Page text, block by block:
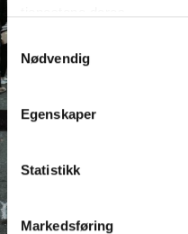
Samtykkevalg
Nødvendig
Egenskaper
Statistikk
Markedsføring